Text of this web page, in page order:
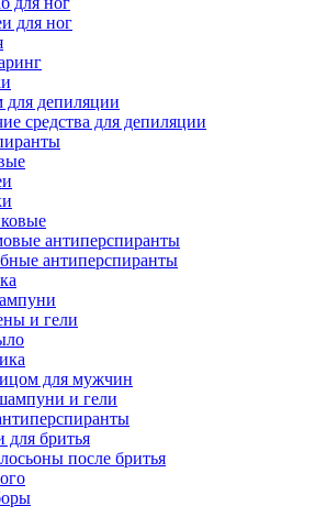
для ног
для депиляции
средства для депиляции
антиперспиранты
антиперспиранты
и гели
для мужчин
и гели
для бритья
после бритья